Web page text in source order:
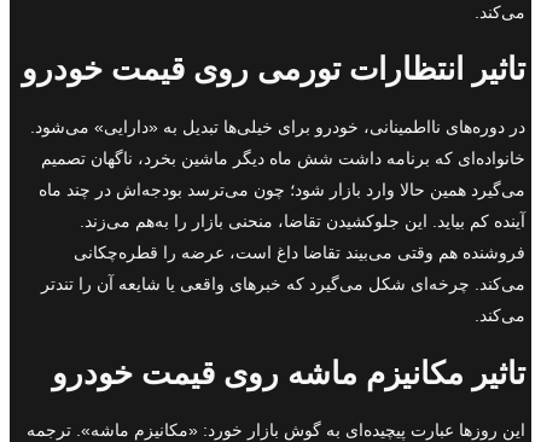
می‌کند.
تاثیر انتظارات تورمی روی قیمت خودرو
در دوره‌های نااطمینانی، خودرو برای خیلی‌ها تبدیل به «دارایی» می‌شود.
خانواده‌ای که برنامه داشت شش ماه دیگر ماشین بخرد، ناگهان تصمیم
می‌گیرد همین حالا وارد بازار شود؛ چون می‌ترسد بودجه‌اش در چند ماه
آینده کم بیاید. این جلوکشیدن تقاضا، منحنی بازار را به‌هم می‌زند.
فروشنده هم وقتی می‌بیند تقاضا داغ است، عرضه را قطره‌چکانی
می‌کند. چرخه‌ای شکل می‌گیرد که خبرهای واقعی یا شایعه آن را تندتر
می‌کند.
تاثیر مکانیزم ماشه روی قیمت خودرو
این روزها عبارت پیچیده‌ای به گوش بازار خورد: «مکانیزم ماشه». ترجمه